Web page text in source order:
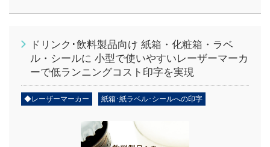
ドリンク･飲料製品向け 紙箱・化粧箱・ラベ
ル・シールに 小型で使いやすいレーザーマーカ
ーで低ランニングコスト印字を実現
◆レーザーマーカー 紙箱･紙ラベル･シールへの印字